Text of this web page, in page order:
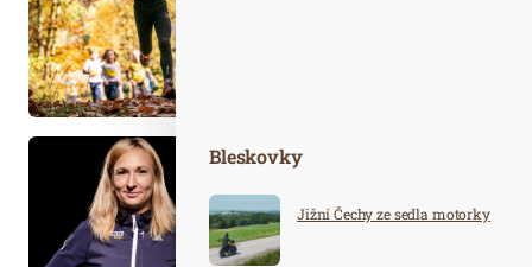
Bleskovky
Jižní Čechy ze sedla motorky